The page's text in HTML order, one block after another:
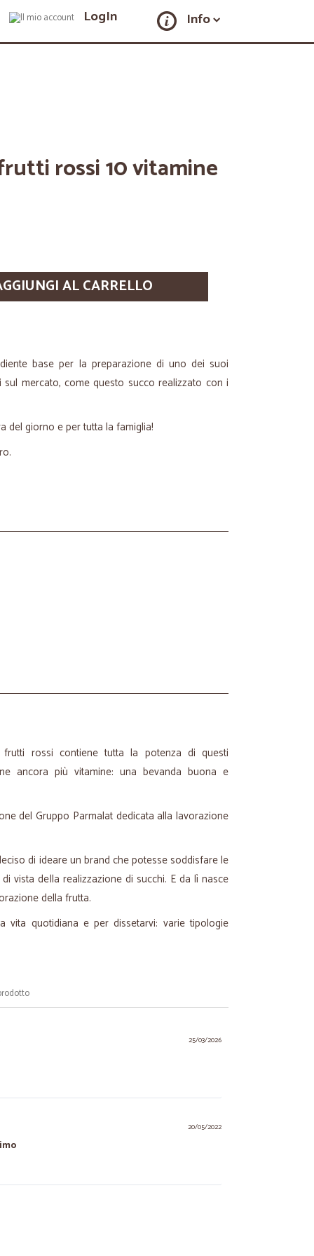
LogIn Info
rossi 10 vitamine
AL CARRELLO
base per la preparazione di uno dei suoi
mercato, come questo succo realizzato con i
del giorno e per tutta la famiglia!
rossi contiene tutta la potenza di questi
ancora più vitamine: una bevanda buona e
del Gruppo Parmalat dedicata alla lavorazione
di ideare un brand che potesse soddisfare le
vista della realizzazione di succhi. E da lì nasce
della frutta.
vita quotidiana e per dissetarvi: varie tipologie
25/03/2026
20/05/2022